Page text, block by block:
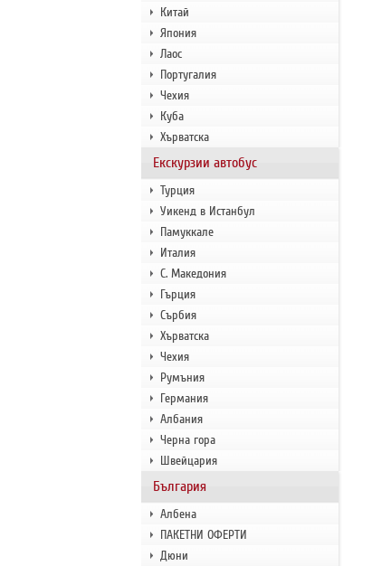
Китай
Япония
Лаос
Португалия
Чехия
Куба
Хърватска
Екскурзии автобус
Турция
Уикенд в Истанбул
Памуккале
Италия
С. Македония
Гърция
Сърбия
Хърватска
Чехия
Румъния
Германия
Албания
Черна гора
Швейцария
България
Албена
ПАКЕТНИ ОФЕРТИ
Дюни